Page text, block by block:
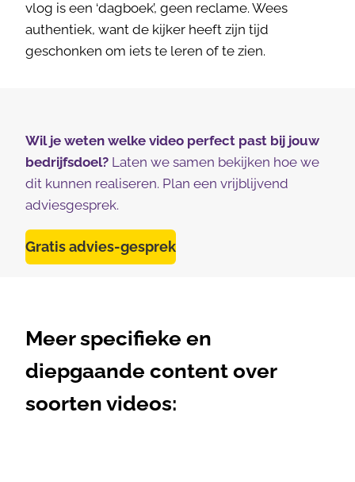
vlog is een ‘dagboek’, geen reclame. Wees
authentiek, want de kijker heeft zijn tijd
geschonken om iets te leren of te zien.
Wil je weten welke video perfect past bij jouw
bedrijfsdoel? Laten we samen bekijken hoe we
dit kunnen realiseren. Plan een vrijblijvend
adviesgesprek.
Gratis advies-gesprek
Meer specifieke en
diepgaande content over
soorten videos: